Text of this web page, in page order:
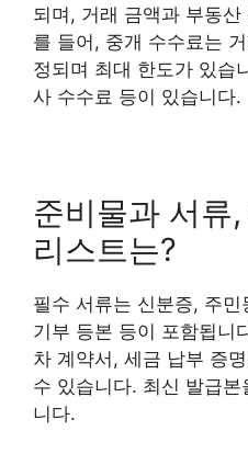
되며, 거래 금액과 부동
를 들어, 중개 수수료는
정되며 최대 한도가 있습
사 수수료 등이 있습니다.
준비물과 서류
리스트는?
필수 서류는 신분증, 주
기부 등본 등이 포함됩니
차 계약서, 세금 납부 증
수 있습니다. 최신 발급
니다.